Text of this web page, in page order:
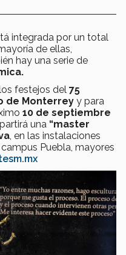
integrada por un total
de ellas,
hay una serie de
festejos del 75
de Monterrey y para
10 de septiembre
una “master
, en las instalaciones
Puebla, mayores